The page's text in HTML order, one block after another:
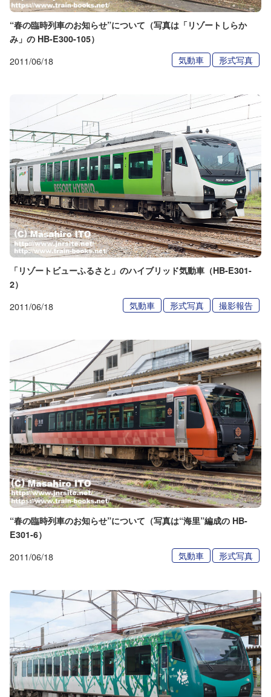
“春の臨時列車のお知らせ”について（写真は「リゾートしらか
み」の HB-E300-105）
2011/06/18 気動車 形式写真
「リゾートビューふるさと」のハイブリッド気動車（HB-E301-
2）
2011/06/18 気動車 形式写真 撮影報告
“春の臨時列車のお知らせ”について（写真は“海里”編成の HB-
E301-6）
2011/06/18 気動車 形式写真